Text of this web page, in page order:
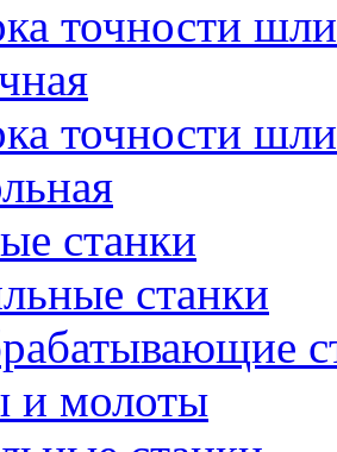
точности
точности
станки
станки
и молоты